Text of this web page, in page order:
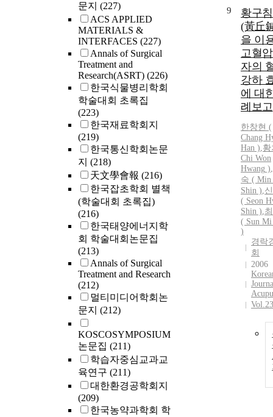
문지 (227)
ACS APPLIED
MATERIALS &
INTERFACES (227)
Annals of Surgical
Treatment and
Research(ASRT) (226)
한국식물병리학회
학술대회 초록집
(223)
한국재료학회지
(219)
한국통신학회논문
지 (218)
天文學會報 (216)
한국잡초학회 별책
(학술대회 초록집)
(216)
한국태양에너지학
회 학술대회논문집
(213)
Annals of Surgical
Treatment and Research
(212)
멀티미디어학회논
문지 (212)
KOSCOSYMPOSIUM
논문집 (211)
학습자중심교과교
육연구 (211)
대한환경공학회지
(209)
한국농약과학회 학
9
황구
(黃丘
을 이
고혈
자의
강하
에 대
례보고
한창현 (
Chang
Han ),
Chi Won
Hwang ),
숙 ( Min
Shin ),
( Seon
Shin ),
( Sun
)
경락
회
2006